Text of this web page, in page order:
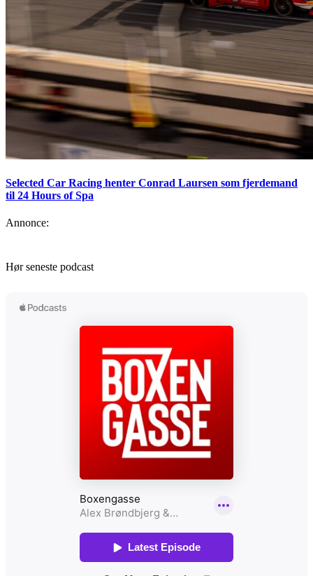
Selected Car Racing henter Conrad Laursen som fjerdemand
til 24 Hours of Spa
Annonce:
Hør seneste podcast